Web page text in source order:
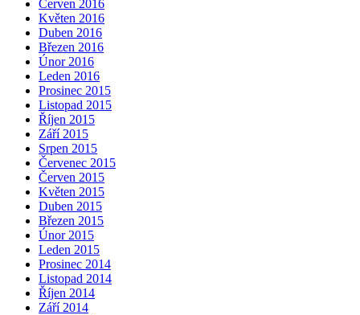
Červen 2016
Květen 2016
Duben 2016
Březen 2016
Únor 2016
Leden 2016
Prosinec 2015
Listopad 2015
Říjen 2015
Září 2015
Srpen 2015
Červenec 2015
Červen 2015
Květen 2015
Duben 2015
Březen 2015
Únor 2015
Leden 2015
Prosinec 2014
Listopad 2014
Říjen 2014
Září 2014